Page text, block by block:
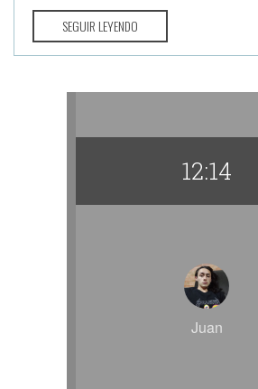
SEGUIR LEYENDO
12:14
Juan